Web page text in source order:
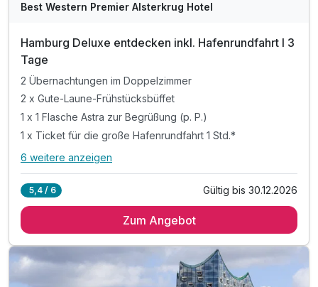
Best Western Premier Alsterkrug Hotel
Hamburg Deluxe entdecken inkl. Hafenrundfahrt I 3
Tage
2 Übernachtungen im Doppelzimmer
2 x Gute-Laune-Frühstücksbüffet
1 x 1 Flasche Astra zur Begrüßung (p. P.)
1 x Ticket für die große Hafenrundfahrt 1 Std.*
Alle Inklusivleistungen
2 x Gute-Laune-Frühstücksbüffet
1 x Ticket für die große Hafenrundfahrt 1 Std.*
1 Gutschein für 10% Rabatt auf Speisen & Getränke
6 weitere anzeigen
5,4 / 6 Gültig bis 30.12.2026
Zum Angebot